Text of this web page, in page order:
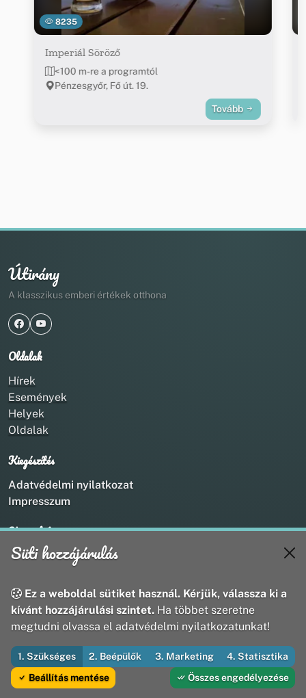
8235
Imperiál Söröző
<100 m-re a programtól
Pénzesgyőr, Fő út. 19.
Tovább
Útirány
A klasszikus emberi értékek otthona
Oldalak
Hírek
Események
Helyek
Oldalak
Kiegészítés
Adatvédelmi nyilatkozat
Impresszum
Kapcsolat
+36 20 211 1888
webmaster@utirany.hu
8419 Csesznek, Vasút u.18.
© 2026 Útirány Webmédia Bt. — Minden jog fenntartva
Fejleszti és üzemelteti az Útirány
Süti hozzájárulás
Ez a weboldal sütiket használ. Kérjük, válassza ki a
kívánt hozzájárulási szintet. Ha többet szeretne
megtudni olvassa el adatvédelmi nyilatkozatunkat!
1. Szükséges 2. Beépülők 3. Marketing
4. Statisztika
Beállítás mentése
Összes engedélyezése